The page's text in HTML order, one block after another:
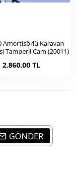
Amortisörlü Karavan
Tamperli Cam (20011)
2.860,00 TL
GÖNDER